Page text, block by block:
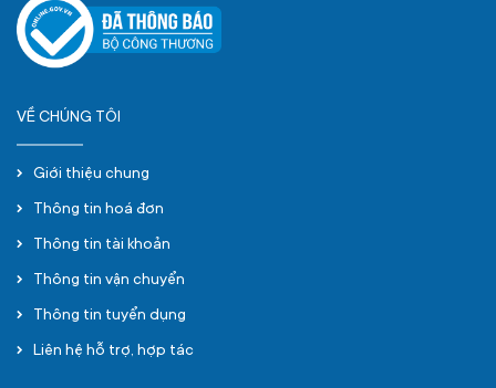
VỀ CHÚNG TÔI
Giới thiệu chung
Thông tin hoá đơn
Thông tin tài khoản
Thông tin vận chuyển
Thông tin tuyển dụng
Liên hệ hỗ trợ, hợp tác